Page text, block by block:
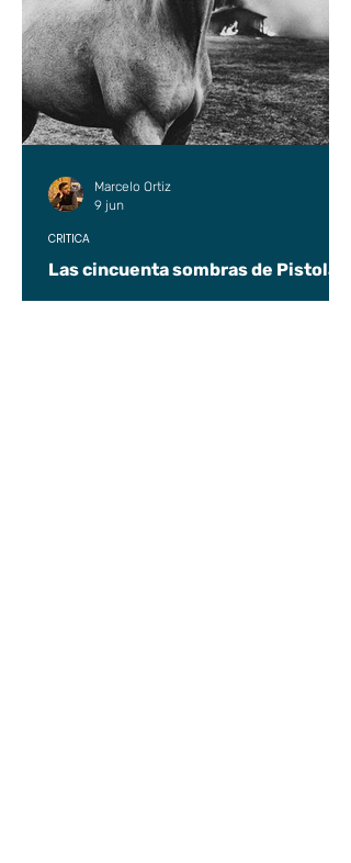
Las cincuenta sombras de Pistolas
CRÍTICA
Marcelo Ortiz
9 jun